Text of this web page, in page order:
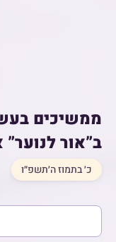
ממשיכים
ב”אור
כ׳ בתמוז ה׳תשפ״ו